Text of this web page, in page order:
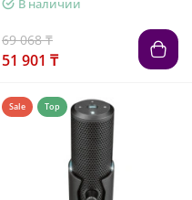
В наличии
69 068 ₸
51 901 ₸
Sale Top